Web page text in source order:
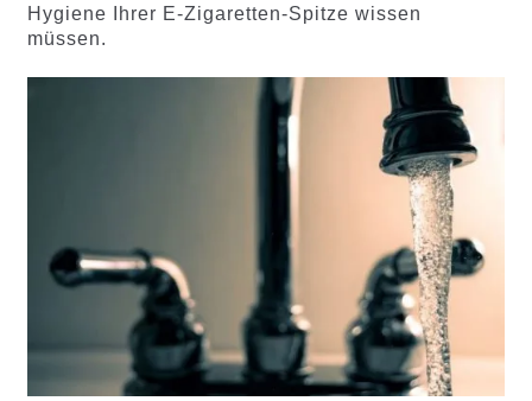
Hygiene Ihrer E-Zigaretten-Spitze wissen
müssen.